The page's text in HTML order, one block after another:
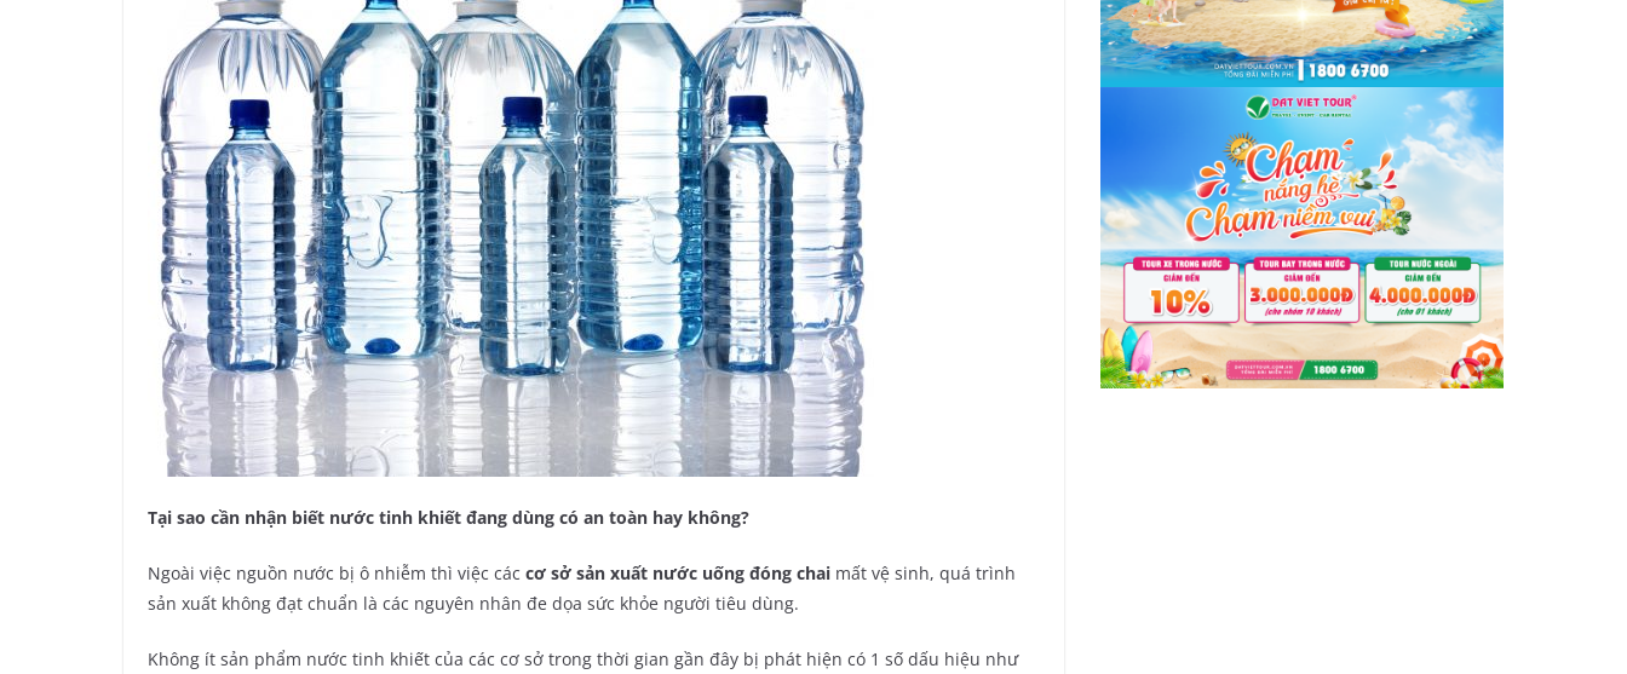
Tại sao cần nhận biết nước tinh khiết đang dùng có an toàn hay không?
Ngoài việc nguồn nước bị ô nhiễm thì việc các cơ sở sản xuất nước uống đóng chai mất vệ sinh, quá trình
sản xuất không đạt chuẩn là các nguyên nhân đe dọa sức khỏe người tiêu dùng.
Không ít sản phẩm nước tinh khiết của các cơ sở trong thời gian gần đây bị phát hiện có 1 số dấu hiệu như